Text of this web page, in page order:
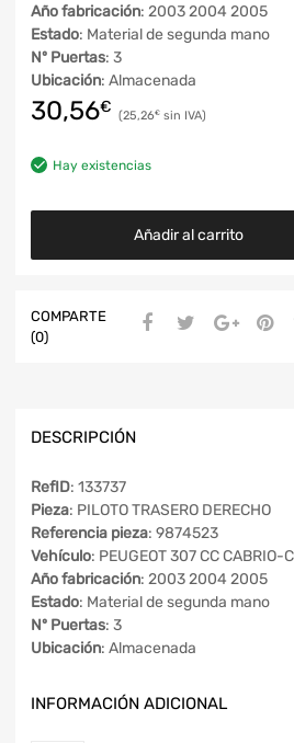
Año fabricación: 2003 2004 2005
Estado: Material de segunda mano
Nº Puertas: 3
Ubicación: Almacenada
30,56€ 25,26€
Hay existencias
Añadir al carrito
COMPARTE
(0)
DESCRIPCIÓN
RefID: 133737
Pieza: PILOTO TRASERO DERECHO
Referencia pieza: 9874523
Vehículo: PEUGEOT 307 CC CABRIO-
Año fabricación: 2003 2004 2005
Estado: Material de segunda mano
Nº Puertas: 3
Ubicación: Almacenada
INFORMACIÓN ADICIONAL